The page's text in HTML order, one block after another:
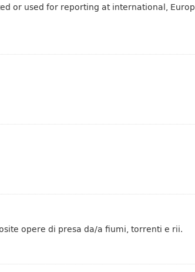
or used for reporting at international,
opere di presa da/a fiumi, torrenti e rii.